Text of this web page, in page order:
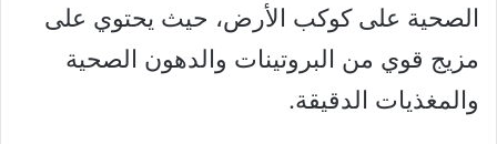
الصحية على كوكب الأرض، حيث يحتوي على
مزيج قوي من البروتينات والدهون الصحية
والمغذيات الدقيقة.